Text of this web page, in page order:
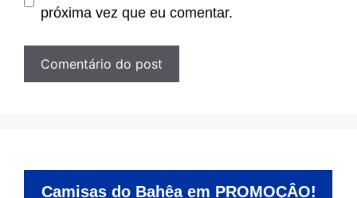
próxima vez que eu comentar.
Camisas do Bahêa em PROMOÇÂO!